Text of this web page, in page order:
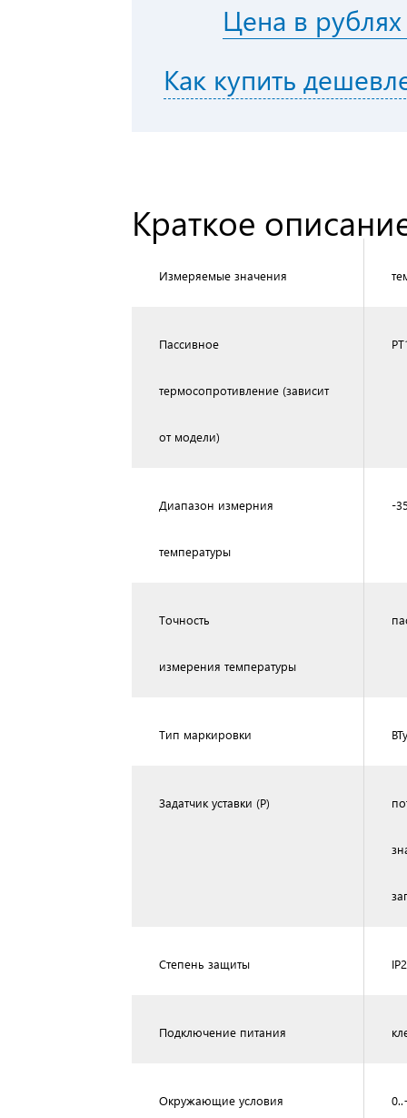
Цена в
Как купить
Краткое
Измеряемые значения
Пассивное
термосопротивление (зависит
от модели)
Диапазон измерния
температуры
-
Точность
измерения температуры
Тип маркировки
Задатчик уставки (P)
Степень защиты
Подключение питания
Окружающие условия